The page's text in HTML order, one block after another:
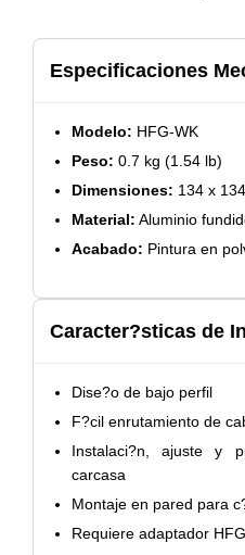
Especificaciones
Modelo: HFG-WK
Peso: 0.7 kg (1.54 lb)
Dimensiones: 134 x
Material: Aluminio
Acabado: Pintura en
Caracter?sticas de
Dise?o de bajo perfil
F?cil enrutamiento de
Instalaci?n, ajuste y
carcasa
Montaje en pared para
Requiere adaptador